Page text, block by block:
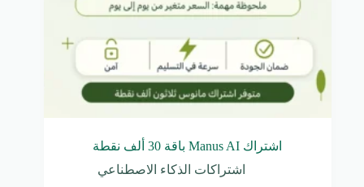
اشتراك Manus AI باقة 30 ألف نقطة
اشتراكات الذكاء الاصطناعي